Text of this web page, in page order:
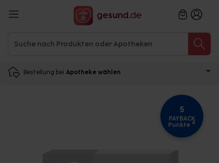
Bestellung bei Apotheke wählen
5
PAYBACK
Punkte 4